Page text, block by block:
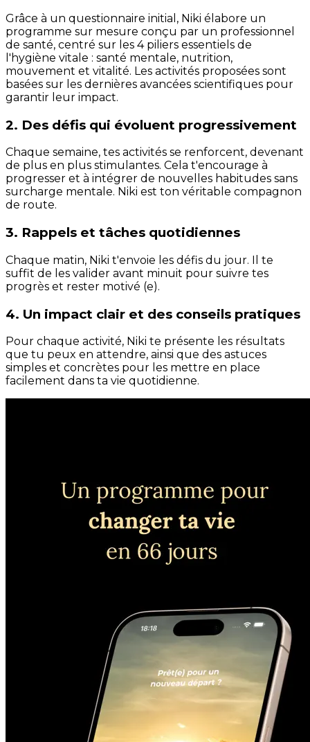
Grâce à un questionnaire initial, Niki élabore un
programme sur mesure conçu par un professionnel
de santé, centré sur les 4 piliers essentiels de
l'hygiène vitale : santé mentale, nutrition,
mouvement et vitalité. Les activités proposées sont
basées sur les dernières avancées scientifiques pour
garantir leur impact.
2. Des défis qui évoluent progressivement
Chaque semaine, tes activités se renforcent, devenant
de plus en plus stimulantes. Cela t'encourage à
progresser et à intégrer de nouvelles habitudes sans
surcharge mentale. Niki est ton véritable compagnon
de route.
3. Rappels et tâches quotidiennes
Chaque matin, Niki t'envoie les défis du jour. Il te
suffit de les valider avant minuit pour suivre tes
progrès et rester motivé (e).
4. Un impact clair et des conseils pratiques
Pour chaque activité, Niki te présente les résultats
que tu peux en attendre, ainsi que des astuces
simples et concrètes pour les mettre en place
facilement dans ta vie quotidienne.